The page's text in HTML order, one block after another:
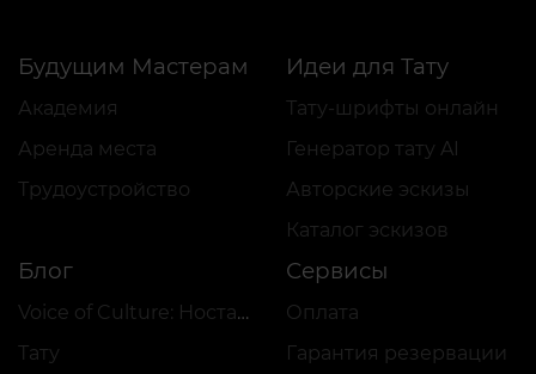
Будущим Мастерам
Академия
Аренда места
Трудоустройство
Идеи для Тату
Тату-шрифты онлайн
Генератор тату AI
Авторские эскизы
Каталог эскизов
Блог
Voice of Culture: Ностальгия по 2000-м
Тату
Сервисы
Оплата
Гарантия резервации